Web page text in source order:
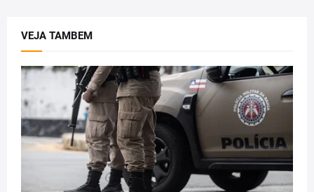
VEJA TAMBEM